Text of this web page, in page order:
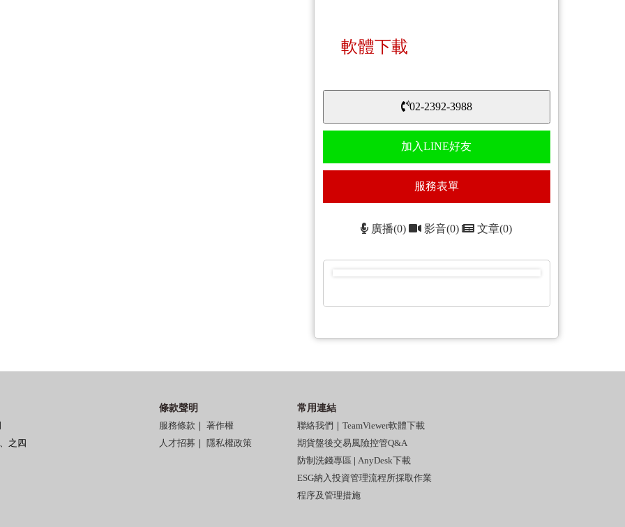
軟體下載
02-2392-3988
加入LINE好友
服務表單
廣播(0) 影音(0) 文章(0)
之四
條款聲明
服務條款
著作權
人才招募
隱私權政策
常用連結
聯絡我們
TeamViewer軟體下載
期貨盤後交易風險控管Q&A
防制洗錢專區
AnyDesk下載
ESG納入投資管理流程所採取作業
程序及管理措施